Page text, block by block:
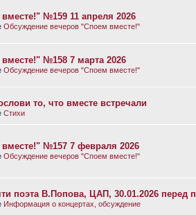
№159 11 апреля 2026
Обсуждение вечеров "Споем вместе!"
№158 7 марта 2026
Обсуждение вечеров "Споем вместе!"
то, что вместе встречали
Стихи
№157 7 февраля 2026
Обсуждение вечеров "Споем вместе!"
поэта В.Попова, ЦАП, 30.01.2026 перед
Информация о концертах, обсуждение